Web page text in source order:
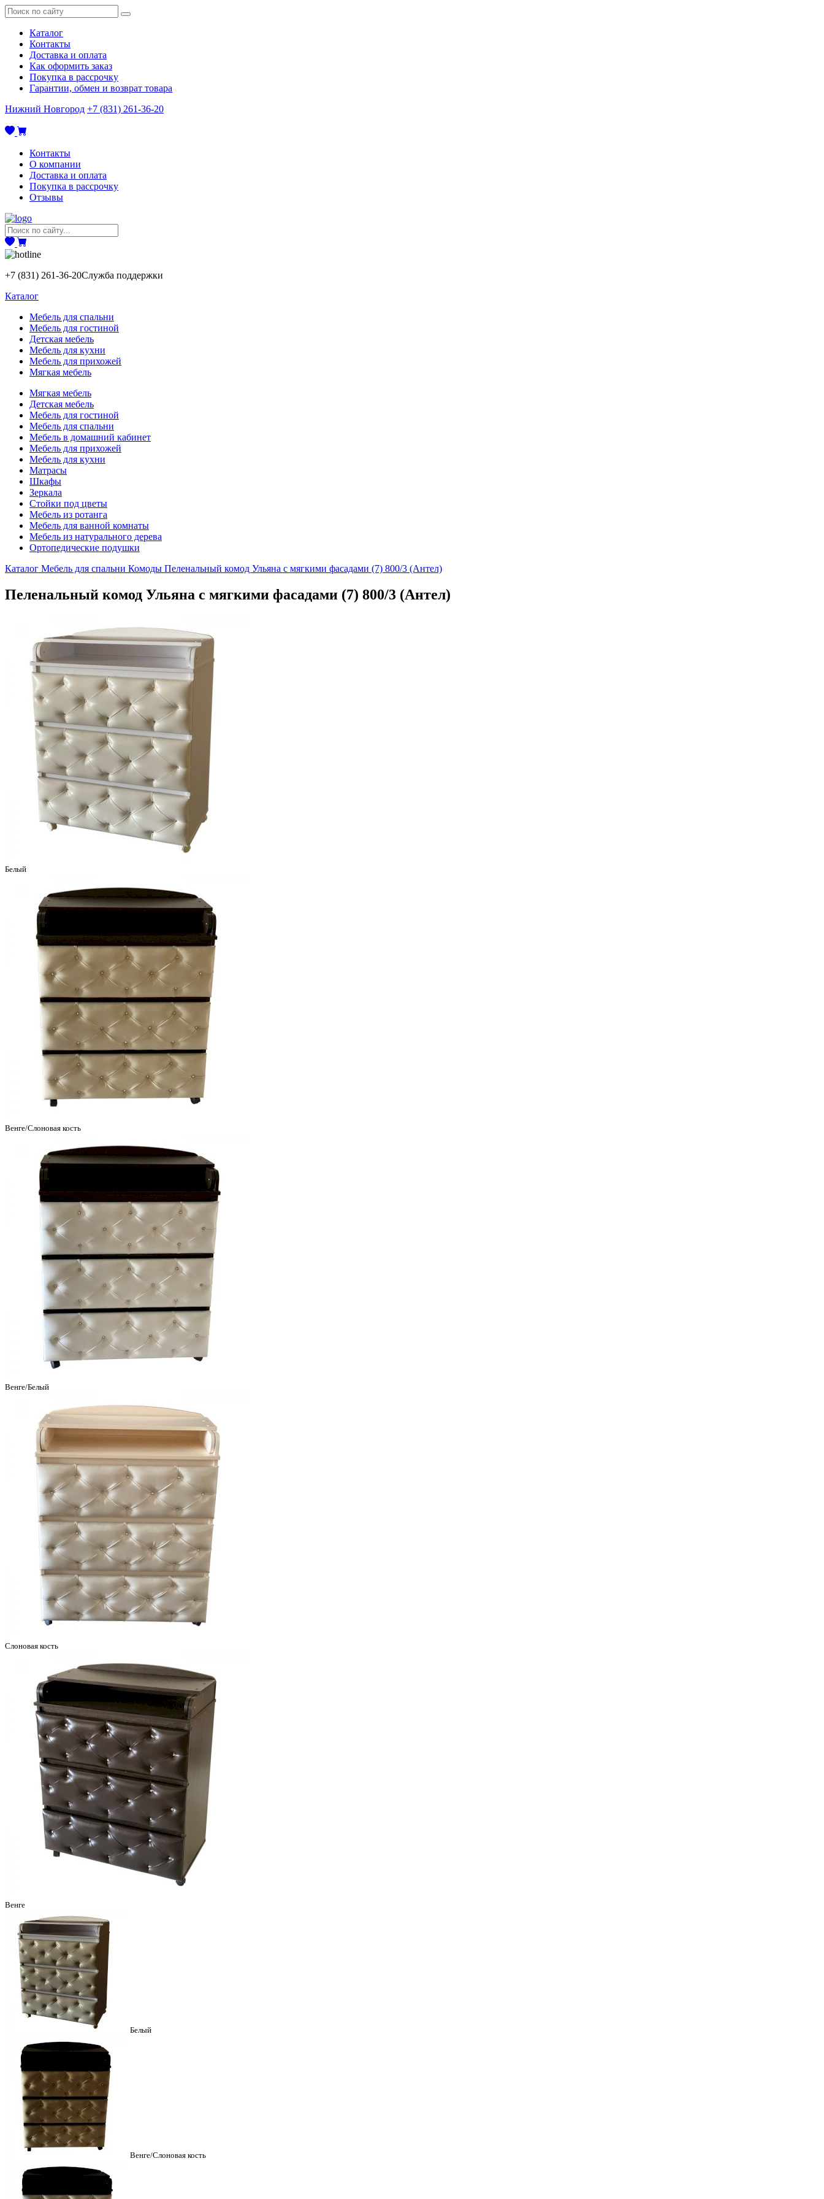
Каталог
Контакты
Доставка и оплата
Как оформить заказ
Покупка в рассрочку
Гарантии, обмен и возврат товара
Нижний Новгород +7 (831) 261-36-20
Контакты
О компании
Доставка и оплата
Покупка в рассрочку
Отзывы
+7 (831) 261-36-20Служба поддержки
Каталог
Мебель для спальни
Мебель для гостиной
Детская мебель
Мебель для кухни
Мебель для прихожей
Мягкая мебель
Мягкая мебель
Детская мебель
Мебель для гостиной
Мебель для спальни
Мебель в домашний кабинет
Мебель для прихожей
Мебель для кухни
Матрасы
Шкафы
Зеркала
Стойки под цветы
Мебель из ротанга
Мебель для ванной комнаты
Мебель из натурального дерева
Ортопедические подушки
Каталог Мебель для спальни Комоды Пеленальный комод Ульяна с мягкими фасадами (7) 800/3 (Антел)
Пеленальный комод Ульяна с мягкими фасадами (7) 800/3 (Антел)
Белый
Венге/Слоновая кость
Венге/Белый
Слоновая кость
Венге
Белый
Венге/Слоновая кость